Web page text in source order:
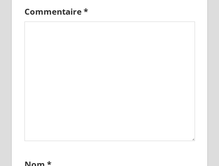
Commentaire*